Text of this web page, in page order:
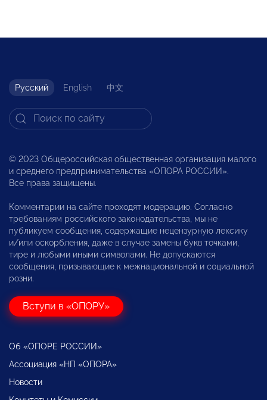
Русский English 中文
© 2023 Общероссийская общественная организация малого
и среднего предпринимательства «ОПОРА РОССИИ».
Все права защищены.
Комментарии на сайте проходят модерацию. Согласно
требованиям российского законодательства, мы не
публикуем сообщения, содержащие нецензурную лексику
и/или оскорбления, даже в случае замены букв точками,
тире и любыми иными символами. Не допускаются
сообщения, призывающие к межнациональной и социальной
розни.
Вступи в «ОПОРУ»
Об «ОПОРЕ РОССИИ»
Ассоциация «НП «ОПОРА»
Новости